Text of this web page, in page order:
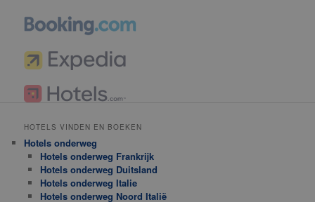
HOTELS VINDEN EN BOEKEN
Hotels onderweg
Hotels onderweg Frankrijk
Hotels onderweg Duitsland
Hotels onderweg Italie
Hotels onderweg Noord Italië